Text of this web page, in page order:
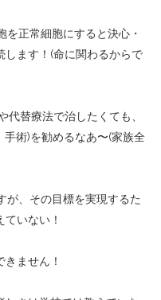
正常細胞にすると決心・
ます！ (命に関わるからで
代替療法で治したくても、
手術)を勧めるなあ〜(家族全
が、その目標を実現するた
いない！
ません！